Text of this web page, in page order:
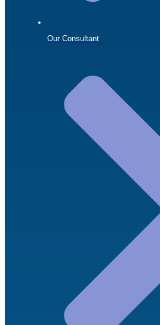
Our Consultant